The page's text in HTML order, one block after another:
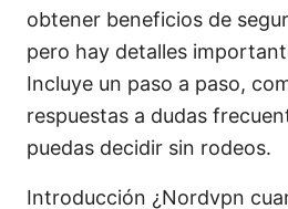
obtener beneficios de
pero hay detalles
Incluye un paso a paso,
respuestas a dudas
puedas decidir sin rodeos.
Introducción ¿Nordvpn